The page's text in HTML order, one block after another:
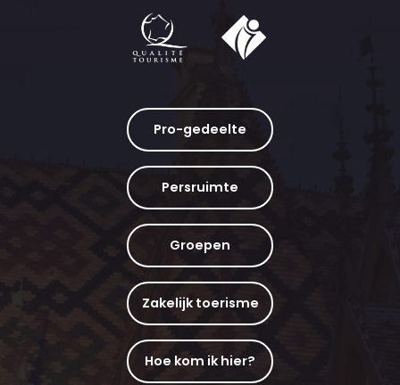
Pro-gedeelte
Persruimte
Groepen
Zakelijk toerisme
Hoe kom ik hier?